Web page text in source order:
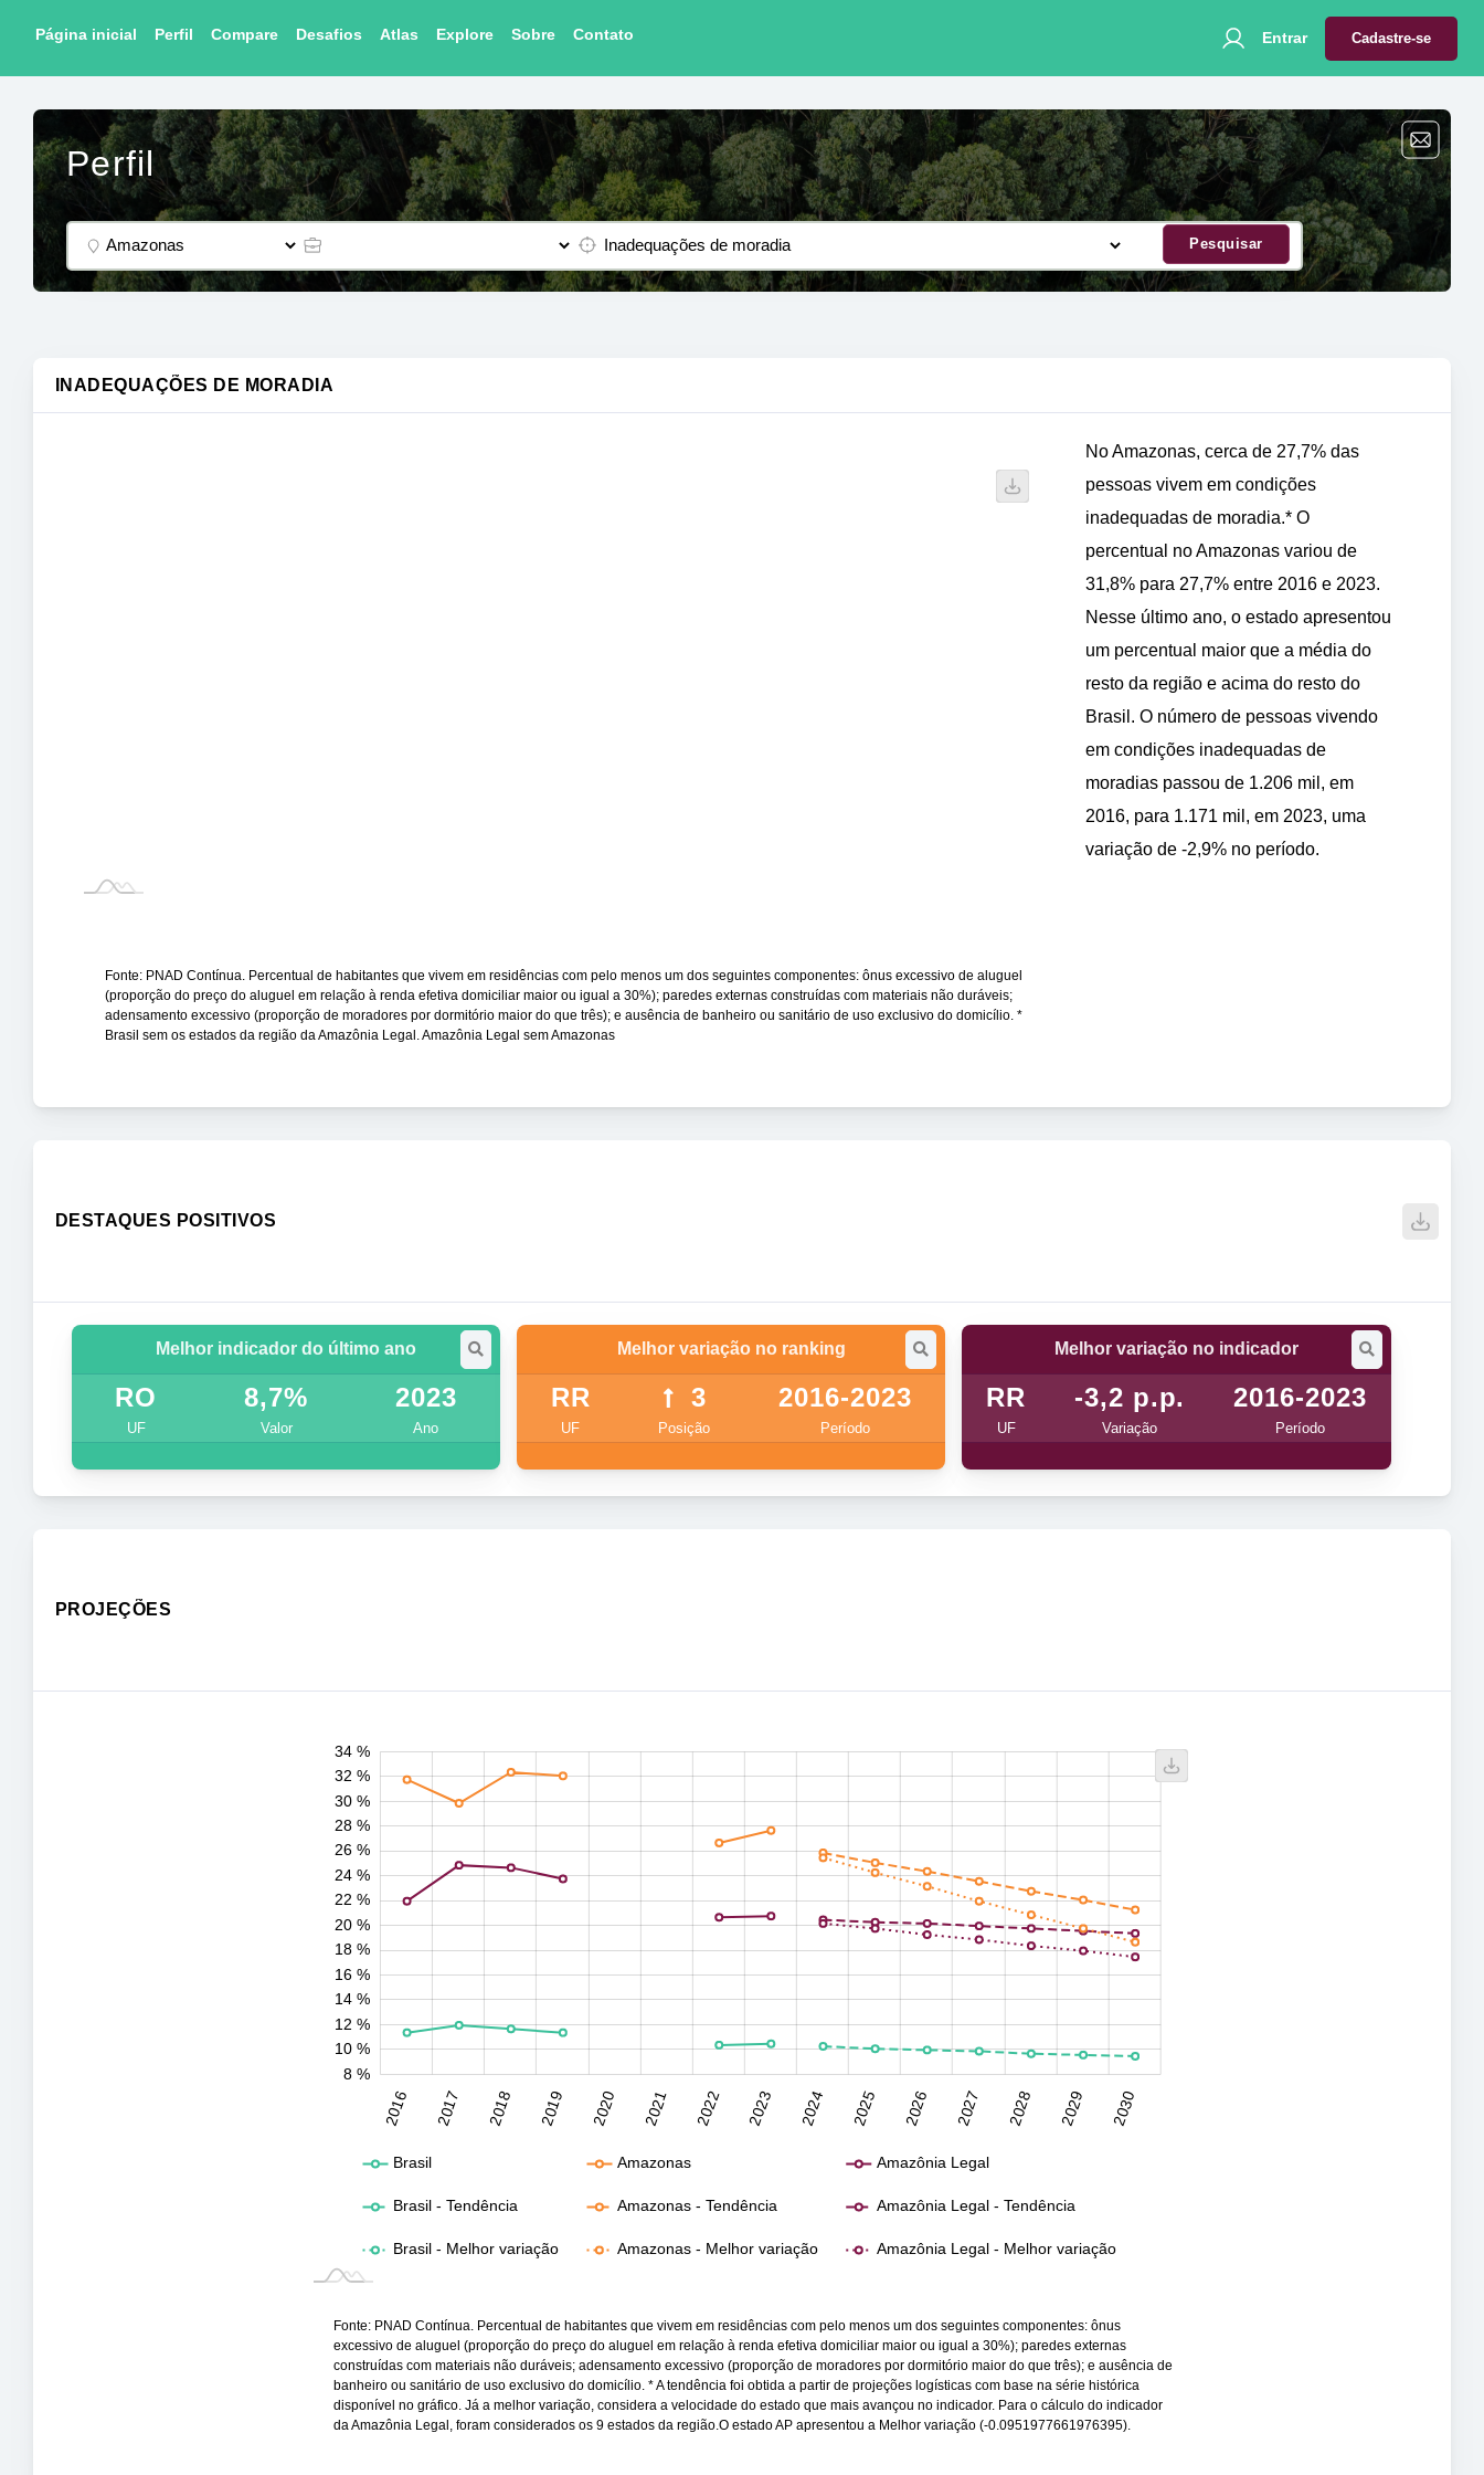
Página inicial Perfil Compare Desafios Atlas Explore Sobre Contato Entrar Cadastre-se
Perfil
Pesquisar
INADEQUAÇÕES DE MORADIA
Fonte: PNAD Contínua. Percentual de habitantes que vivem em residências com pelo menos um dos seguintes componentes: ônus excessivo de aluguel
(proporção do preço do aluguel em relação à renda efetiva domiciliar maior ou igual a 30%); paredes externas construídas com materiais não duráveis;
adensamento excessivo (proporção de moradores por dormitório maior do que três); e ausência de banheiro ou sanitário de uso exclusivo do domicílio. *
Brasil sem os estados da região da Amazônia Legal. Amazônia Legal sem Amazonas
No Amazonas, cerca de 27,7% das
pessoas vivem em condições
inadequadas de moradia.* O
percentual no Amazonas variou de
31,8% para 27,7% entre 2016 e 2023.
Nesse último ano, o estado apresentou
um percentual maior que a média do
resto da região e acima do resto do
Brasil. O número de pessoas vivendo
em condições inadequadas de
moradias passou de 1.206 mil, em
2016, para 1.171 mil, em 2023, uma
variação de -2,9% no período.
DESTAQUES POSITIVOS
Melhor indicador do último ano
RO
UF
8,7%
Valor
2023
Ano
Melhor variação no ranking
RR
UF
3
Posição
2016-2023
Período
Melhor variação no indicador
RR
UF
-3,2 p.p.
Variação
2016-2023
Período
PROJEÇÕES
8 %
10 %
12 %
14 %
16 %
18 %
20 %
22 %
24 %
26 %
28 %
30 %
34 %
32 %
2016 2017 2018 2019 2020 2021 2022 2023 2024 2025 2026 2027 2028 2029 2030
2031
2032
Brasil Amazonas Amazônia Legal
Brasil - Tendência Amazonas - Tendência Amazônia Legal - Tendência
Brasil - Melhor variação Amazonas - Melhor variação Amazônia Legal - Melhor variação
Fonte: PNAD Contínua. Percentual de habitantes que vivem em residências com pelo menos um dos seguintes componentes: ônus
excessivo de aluguel (proporção do preço do aluguel em relação à renda efetiva domiciliar maior ou igual a 30%); paredes externas
construídas com materiais não duráveis; adensamento excessivo (proporção de moradores por dormitório maior do que três); e ausência de
banheiro ou sanitário de uso exclusivo do domicílio. * A tendência foi obtida a partir de projeções logísticas com base na série histórica
disponível no gráfico. Já a melhor variação, considera a velocidade do estado que mais avançou no indicador. Para o cálculo do indicador
da Amazônia Legal, foram considerados os 9 estados da região.O estado AP apresentou a Melhor variação (-0.0951977661976395).